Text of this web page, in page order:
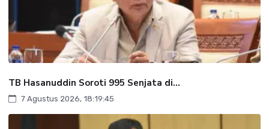
TB Hasanuddin Soroti 995 Senjata di...
7 Agustus 2026, 18:19:45